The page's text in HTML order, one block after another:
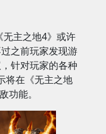
主之地4》或许
之前玩家发现游
针对玩家的各种
将在《无主之地
功能。